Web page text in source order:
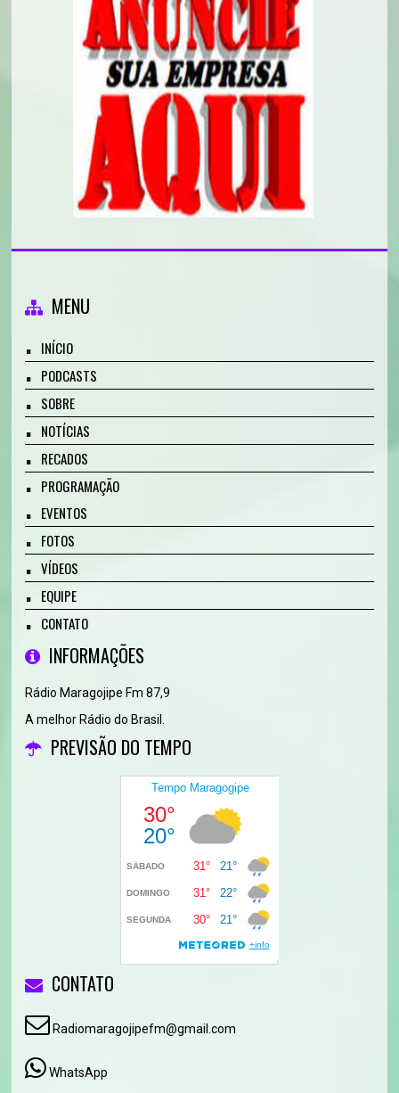
MENU
INÍCIO
PODCASTS
SOBRE
NOTÍCIAS
RECADOS
PROGRAMAÇÃO
EVENTOS
FOTOS
VÍDEOS
EQUIPE
CONTATO
INFORMAÇÕES
Rádio Maragojipe Fm 87,9
A melhor Rádio do Brasil.
PREVISÃO DO TEMPO
CONTATO
Radiomaragojipefm@gmail.com
WhatsApp